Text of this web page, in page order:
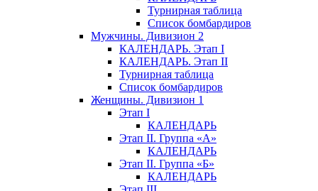
Турнирная таблица
Список бомбардиров
Мужчины. Дивизион 2
КАЛЕНДАРЬ. Этап I
КАЛЕНДАРЬ. Этап II
Турнирная таблица
Список бомбардиров
Женщины. Дивизион 1
Этап I
КАЛЕНДАРЬ
Этап II. Группа «А»
КАЛЕНДАРЬ
Этап II. Группа «Б»
КАЛЕНДАРЬ